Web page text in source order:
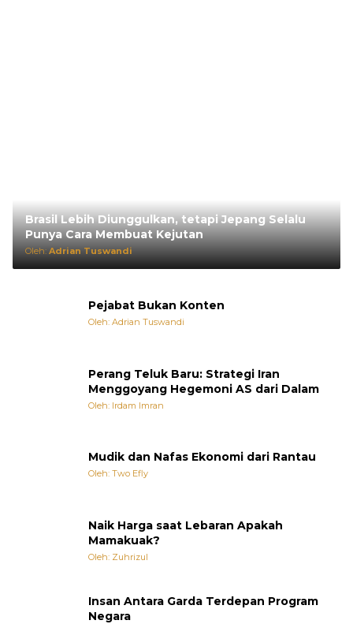
Brasil Lebih Diunggulkan, tetapi Jepang Selalu
Punya Cara Membuat Kejutan
Oleh: Adrian Tuswandi
Pejabat Bukan Konten
Oleh: Adrian Tuswandi
Perang Teluk Baru: Strategi Iran
Menggoyang Hegemoni AS dari Dalam
Oleh: Irdam Imran
Mudik dan Nafas Ekonomi dari Rantau
Oleh: Two Efly
Naik Harga saat Lebaran Apakah
Mamakuak?
Oleh: Zuhrizul
Insan Antara Garda Terdepan Program
Negara